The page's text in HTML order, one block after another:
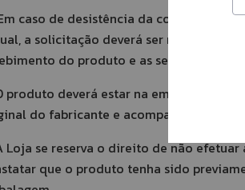
caso de desistência da compra ou
a solicitação deverá ser realizada no
do produto e as seguintes
produto deverá estar na embalagem
do fabricante e acompanhado de sua
Loja se reserva o direito de não
que o produto tenha sido